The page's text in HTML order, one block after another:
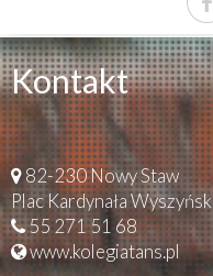
Kontakt
82-230 Nowy Staw
Plac Kardynała
55 271 51 68
www.kolegiatans.pl